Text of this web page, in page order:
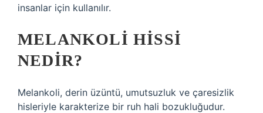
insanlar için kullanılır.
MELANKOLI HISSI
NEDIR?
Melankoli, derin üzüntü, umutsuzluk ve çaresizlik
hisleriyle karakterize bir ruh hali bozukluğudur.